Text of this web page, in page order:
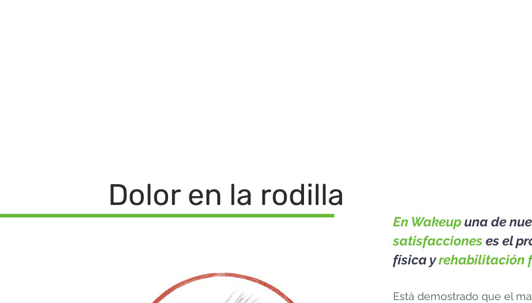
Dolor en la rodilla
En Wakeupuna de
satisfacciones es el
física yrehabilitación
Está demostrado que el